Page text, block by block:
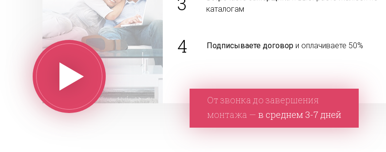
каталогам
4 Подписываете договор и оплачиваете 50%
От звонка до завершения
монтажа — в среднем 3-7 дней